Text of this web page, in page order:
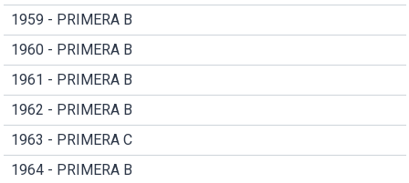
1959 - PRIMERA B
1960 - PRIMERA B
1961 - PRIMERA B
1962 - PRIMERA B
1963 - PRIMERA C
1964 - PRIMERA B